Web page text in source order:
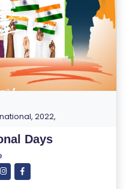
2022,
Days